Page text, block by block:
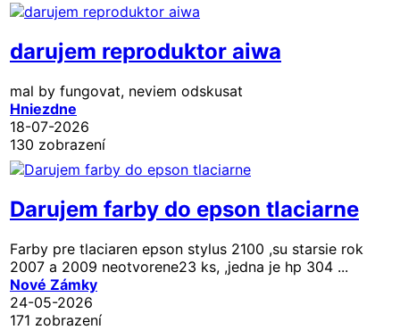
darujem reproduktor aiwa
mal by fungovat, neviem odskusat
Hniezdne
18-07-2026
130 zobrazení
Darujem farby do epson tlaciarne
Farby pre tlaciaren epson stylus 2100 ,su starsie rok
2007 a 2009 neotvorene23 ks, ,jedna je hp 304 ...
Nové Zámky
24-05-2026
171 zobrazení